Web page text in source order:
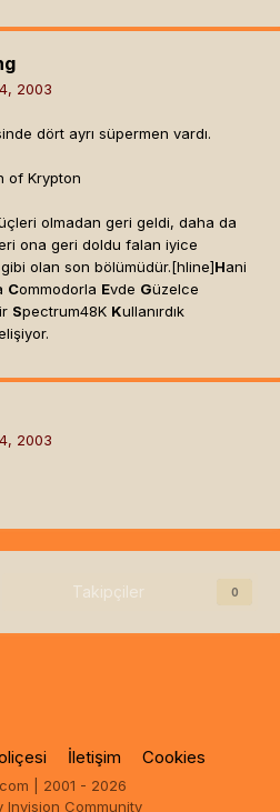
2003
dört ayrı süpermen vardı.
of Krypton
olmadan geri geldi, daha da
ona geri doldu falan iyice
olan son bölümüdür.[hline]Hani
Commodorla Evde Güzelce
Spectrum48K Kullanırdık
2003
Takipçiler 0
İletişim Cookies
| 2001 - 2026
Invision Community